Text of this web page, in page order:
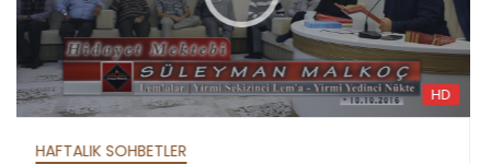
HAFTALIK SOHBETLER